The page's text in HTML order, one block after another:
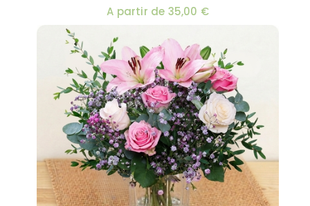
A partir de 35,00 €